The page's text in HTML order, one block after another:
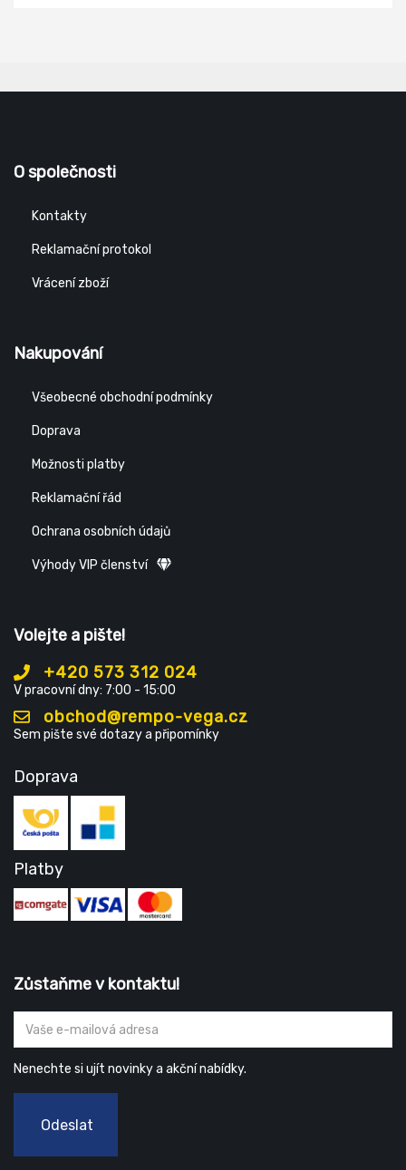
O společnosti
Kontakty
Reklamační protokol
Vrácení zboží
Nakupování
Všeobecné obchodní podmínky
Doprava
Možnosti platby
Reklamační řád
Ochrana osobních údajů
Výhody VIP členství
Volejte a pište!
+420 573 312 024
V pracovní dny: 7:00 - 15:00
obchod@rempo-vega.cz
Sem pište své dotazy a připomínky
Doprava
Platby
Zůstaňme v kontaktu!
Nenechte si ujít novinky a akční nabídky.
Odeslat